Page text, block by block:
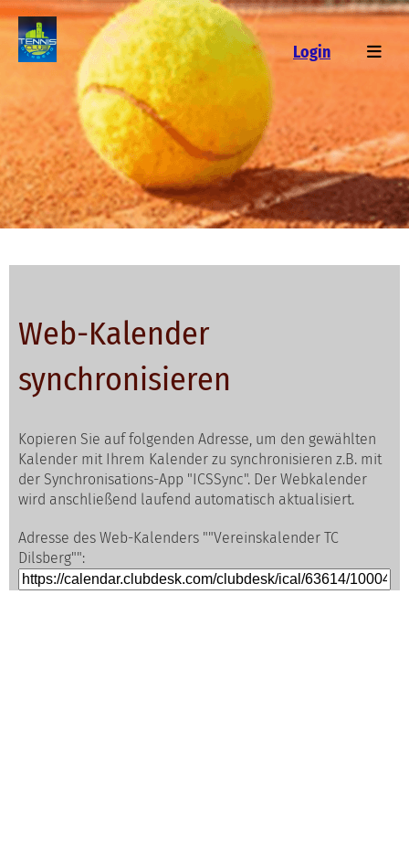
Login
Web-Kalender
synchronisieren
Kopieren Sie auf folgenden Adresse, um den gewählten
Kalender mit Ihrem Kalender zu synchronisieren z.B. mit
der Synchronisations-App "ICSSync". Der Webkalender
wird anschließend laufend automatisch aktualisiert.
Adresse des Web-Kalenders ""Vereinskalender TC
Dilsberg"":